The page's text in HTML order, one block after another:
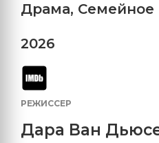
Драма, Семейное
2026
РЕЖИССЕР
Дара Ван